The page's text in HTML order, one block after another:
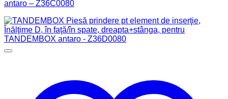
antaro – Z36C0080